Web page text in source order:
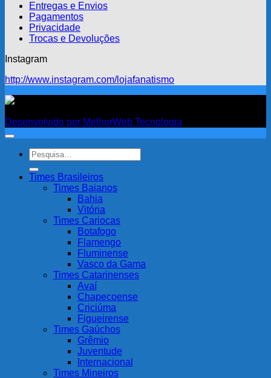
Entregas e Envios
Pagamentos
Privacidade
Trocas e Devoluções
Instagram
http://www.instagram.com/lojafanatismo
Desenvolvido por MelhorWeb Tecnologia
Pesquisar
por:
Times Brasileiros
Times Baianos
Bahia
Vitória
Times Cariocas
Botafogo
Flamengo
Fluminense
Vasco da Gama
Times Catarinenses
Avaí
Chapecoense
Criciúma
Figueirense
Times Gaúchos
Grêmio
Juventude
Internacional
Times Mineiros